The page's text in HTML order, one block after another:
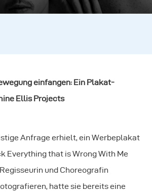
einfangen: Ein Plakat-
Ellis Projects
Anfrage erhielt, ein Werbeplakat
Everything that is Wrong With Me
und Choreografin
hatte sie bereits eine